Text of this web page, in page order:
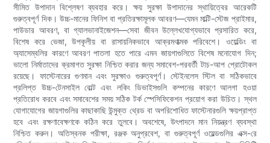
সীমিত উপাদান বিশ্লেষণ ব্যবহার করে। ক্ষয় সুরক্ষা উপাদানের স্থায়িত্বের আরেকটি
গুরুত্বপূর্ণ দিক। উচ্চ-মানের ফিনিশ বা প্রতিরক্ষামূলক আবরণ—যেমন মাল্টি-স্টেজ প্রাইমার,
পাউডার আবরণ, বা গ্যালভানাইজেশন—সেবা জীবন উল্লেখযোগ্যভাবে প্রসারিত করে,
বিশেষ করে ভেজা, উপকূলীয় বা রাসায়নিকভাবে আক্রমণাত্মক পরিবেশে। ওয়েল্ডিং বা
অ্যাসেম্বলির কারণে আবরণ পাতলা হতে পারে এমন জায়গাগুলিতে বিশেষ মনোযোগ দিন;
ভালো নির্মাতাদের ক্রমাগত সুরক্ষা নিশ্চিত করার জন্য সমাবেশ-পরবর্তী টাচ-আপ প্রোটোকল
রয়েছে। ফাস্টেনারের গুণমান এবং সুরক্ষাও গুরুত্বপূর্ণ। স্টেইনলেস স্টিল বা সঠিকভাবে
প্রলিপ্ত উচ্চ-টেনসাইল বোল্ট এবং লকিং ডিভাইসগুলি কম্পনের কারণে আলগা হওয়া
প্রতিরোধ করবে এবং সমাবেশের সময় সঠিক টর্ক স্পেসিফিকেশন প্রয়োগ করা উচিত। স্থল
যোগাযোগের জায়গাগুলির কাছাকাছি উন্মুক্ত থ্রেড বা অপরিশোধিত ফাস্টেনারগুলি ক্ষয়প্রাপ্ত
হবে এবং রক্ষণাবেক্ষণকে কঠিন করে তুলবে। অবশেষে, উৎপাদনে মান নিয়ন্ত্রণ ব্যবস্থা
নিশ্চিত করুন। অতিস্বনক পরীক্ষা, রঞ্জক অনুপ্রবেশ, বা গুরুত্বপূর্ণ ওয়েল্ডগুলির এক্স-রে